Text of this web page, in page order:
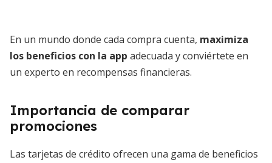
En un mundo donde cada compra cuenta, maximiza
los beneficios con la app adecuada y conviértete en
un experto en recompensas financieras.
Importancia de comparar
promociones
Las tarjetas de crédito ofrecen una gama de beneficios